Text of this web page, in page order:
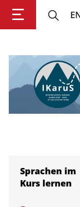
Anmelden
Sprachen im
Kurs lernen